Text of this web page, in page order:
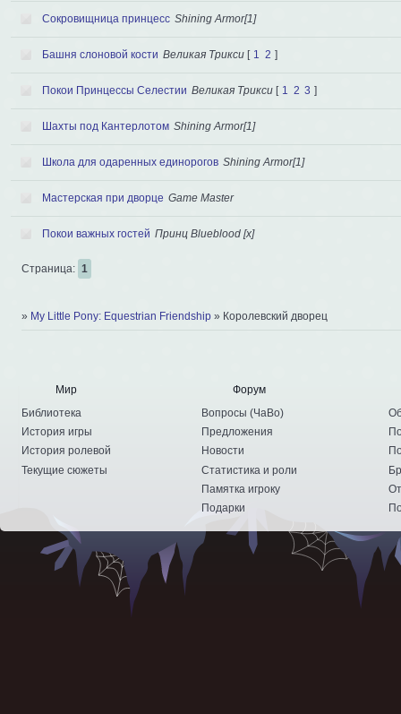
Сокровищница принцесс Shining Armor[1]
Башня слоновой кости Великая Трикси [ 1 2 ]
Покои Принцессы Селестии Великая Трикси [ 1 2 3 ]
Шахты под Кантерлотом Shining Armor[1]
Школа для одаренных единорогов Shining Armor[1]
Мастерская при дворце Game Master
Покои важных гостей Принц Blueblood [x]
Страница: 1
» My Little Pony: Equestrian Friendship » Королевский дворец
Мир
Библиотека
История игры
История ролевой
Текущие сюжеты
Форум
Вопросы (ЧаВо)
Предложения
Новости
Статистика и роли
Памятка игроку
Подарки